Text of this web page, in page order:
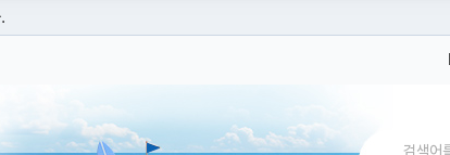
있다면 아래 URL에서 도메인 주소를 확인해 보세요
검색